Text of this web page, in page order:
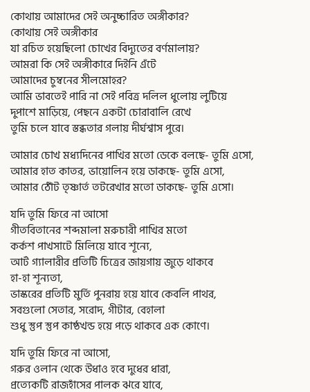
কোথায় আমাদের সেই অনুচ্চারিত অঙ্গীকার?
কোথায় সেই অঙ্গীকার
যা রচিত হয়েছিলো চোখের বিদ্যুতের বর্ণমালায়?
আমরা কি সেই অঙ্গীকারে দিইনি এঁটে
আমাদের চুম্বনের সীলমোহর?
আমি ভাবতেই পারি না সেই পবিত্র দলিল ধুলোয় লুটিয়ে
দুপাশে মাড়িয়ে, পেছনে একটা চোরাবালি রেখে
তুমি চলে যাবে স্তব্ধতার গলায় দীর্ঘশ্বাস পুরে।
আমার চোখ মধ্যদিনের পাখির মতো ডেকে বলছে- তুমি এসো,
আমার হাত কাতর, ভায়োলিন হয়ে ডাকছে- তুমি এসো,
আমার ঠোঁট তৃষ্ণার্ত তটরেখার মতো ডাকছে- তুমি এসো।
যদি তুমি ফিরে না আসো
গীতবিতানের শব্দমালা মরুচারী পাখির মতো
কর্কশ পাখসাটে মিলিয়ে যাবে শূন্যে,
আর্ট গ্যালারীর প্রতিটি চিত্রের জায়গায় জুড়ে থাকবে
হা-হা শূন্যতা,
ভাস্করের প্রতিটি মুর্তি পুনরায় হয়ে যাবে কেবলি পাথর,
সবগুলো সেতার, সরোদ, গীটার, বেহালা
শুধু স্তুপ স্তুপ কাষ্ঠখন্ড হয়ে পড়ে থাকবে এক কোণে।
যদি তুমি ফিরে না আসো,
গরুর ওলান থেকে উধাও হবে দুধের ধারা,
প্রত্যেকটি রাজহাঁসের পালক ঝরে যাবে,